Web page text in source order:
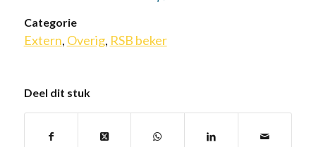
Categorie
Extern, Overig, RSB beker
Deel dit stuk